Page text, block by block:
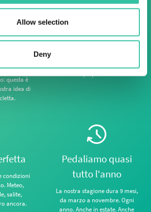
Allow selection
Deny
della vita
questa è
idea di
Guide locali
condizioni
Meteo,
salite,
ancora.
Pedaliamo quasi
tutto l'anno
La nostra stagione dura 9 mesi,
da marzo a novembre. Ogni
anno. Anche in estate. Anche